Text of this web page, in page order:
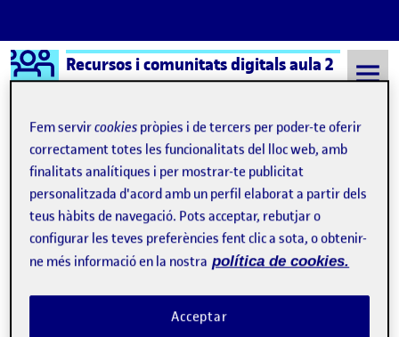
Saltar al contingut
Logo Ágora
Recursos i comunitats digitals aula 2
Semestre 20221 - Aula 2 5 Desembre, 2022
5 Desembre, 2022
Publicat per
Andrea Martinez Prieto
Data de publicació29 desembre, 2022 9:43 pm
comentariel ActiUOC 2. Ens organitzem i
Fem servircookies pròpies i de tercers per poder-te oferir
correctament totes les funcionalitats del lloc web, amb
finalitats analítiques i per mostrar-te publicitat
personalitzada d'acord amb un perfil elaborat a partir dels
teus hàbits de navegació. Pots acceptar, rebutjar o
configurar les teves preferències fent clic a sota, o obtenir-
ne més informació en la nostra política de cookies.
Acceptar